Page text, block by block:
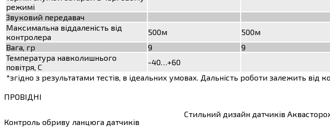
режимі
Звуковий передавач
Максимальна віддаленість від
контролера
500м 500м
Вага, гр
9 9
Температура навколишнього
повітря, С
-40…+60
*згідно з результатами тестів, в ідеальних умовах. Дальність роботи залежить від
ПРОВІДНІ
Контроль обриву ланцюга датчиків
Стильний дизайн датчиків